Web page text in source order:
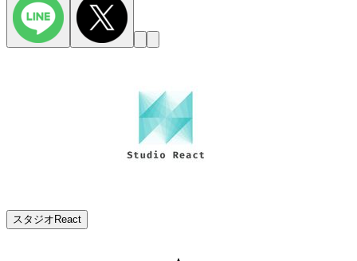
スタジオReact